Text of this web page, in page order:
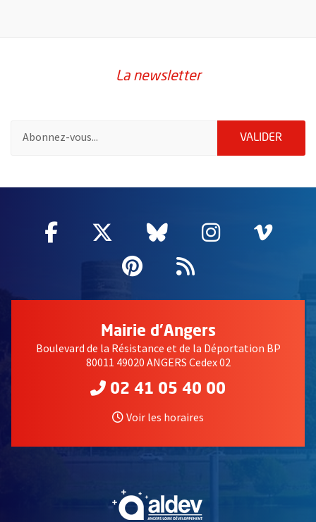
La newsletter
VALIDER
Facebook
, Ouvre une nouvelle fenêtre
Twitter
, Ouvre une nouvelle
Bluesky
, Ouvre une
Instagram
, Ouvre
,
Pinterest
, Ouvre une
Flux RSS
Mairie d'Angers
Boulevard de la Résistance et de la Déportation BP
80011 49020 ANGERS Cedex 02
02 41 05 40 00
Voir les horaires